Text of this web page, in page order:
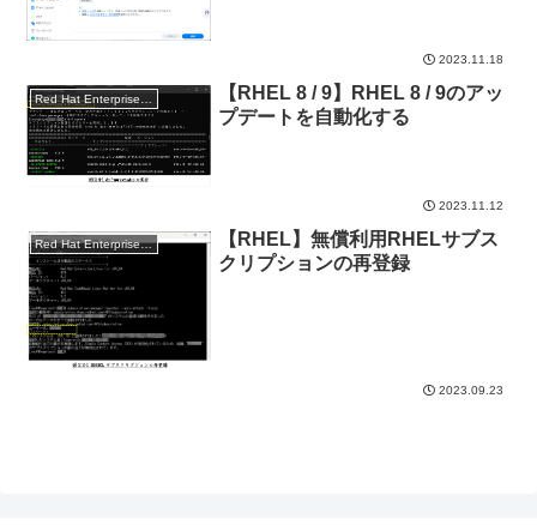
2023.11.18
【RHEL 8 / 9】RHEL 8 / 9のアッ
プデートを自動化する
2023.11.12
Red Hat Enterprise Linux
【RHEL】無償利用RHELサブス
クリプションの再登録
2023.09.23